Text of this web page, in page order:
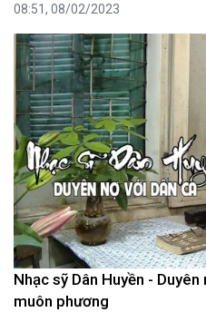
08:51, 08/02/2023
Nhạc sỹ Dân Huyền -
muôn phương